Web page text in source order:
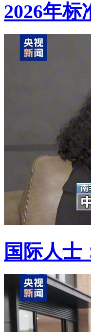
2026年
国际人士